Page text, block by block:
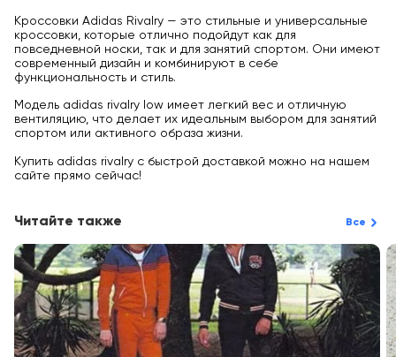
Кроссовки Adidas Rivalry — это стильные и универсальные
кроссовки, которые отлично подойдут как для
повседневной носки, так и для занятий спортом. Они имеют
современный дизайн и комбинируют в себе
функциональность и стиль.
Модель adidas rivalry low имеет легкий вес и отличную
вентиляцию, что делает их идеальным выбором для занятий
спортом или активного образа жизни.
Купить adidas rivalry с быстрой доставкой можно на нашем
сайте прямо сейчас!
Читайте также Все